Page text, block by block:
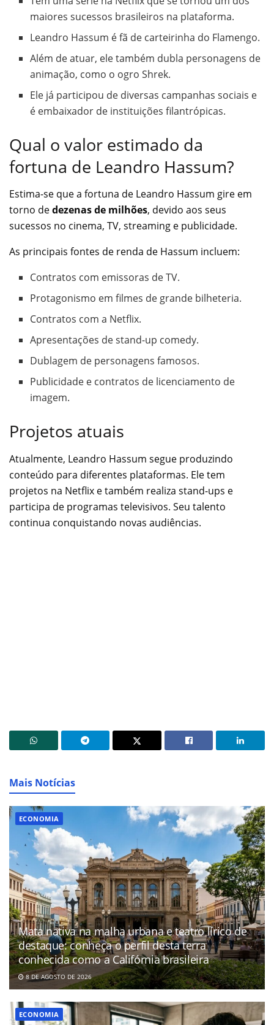
maiores sucessos brasileiros na plataforma.
Leandro Hassum é fã de carteirinha do Flamengo.
Além de atuar, ele também dubla personagens de
animação, como o ogro Shrek.
Ele já participou de diversas campanhas sociais e
é embaixador de instituições filantrópicas.
Qual o valor estimado da
fortuna de Leandro Hassum?
Estima-se que a fortuna de Leandro Hassum gire em
torno dedezenas de milhões, devido aos seus
sucessos no cinema, TV, streaming e publicidade.
As principais fontes de renda de Hassum incluem:
Contratos com emissoras de TV.
Protagonismo em filmes de grande bilheteria.
Contratos com a Netflix.
Apresentações de stand-up comedy.
Dublagem de personagens famosos.
Publicidade e contratos de licenciamento de
imagem.
Projetos atuais
Atualmente, Leandro Hassum segue produzindo
conteúdo para diferentes plataformas. Ele tem
projetos na Netflix e também realiza stand-ups e
participa de programas televisivos. Seu talento
continua conquistando novas audiências.
Mais Notícias
ECONOMIA
Mata nativa na malha urbana e teatro lírico de
destaque: conheça o perfil desta terra
conhecida como a Califórnia brasileira
8 DE AGOSTO DE 2026
ECONOMIA